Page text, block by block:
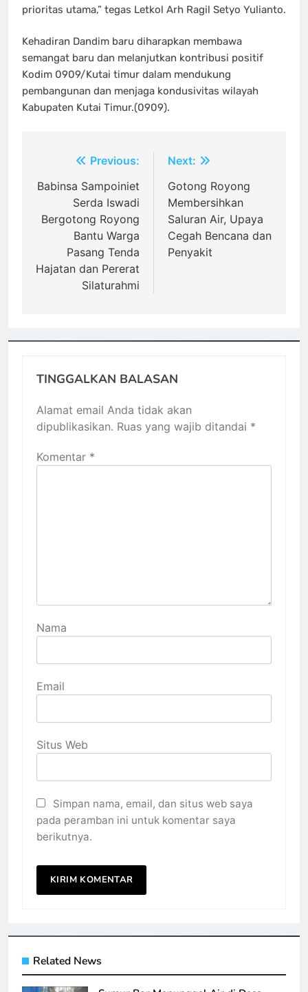
prioritas utama,” tegas Letkol Arh Ragil Setyo Yulianto.
Kehadiran Dandim baru diharapkan membawa
semangat baru dan melanjutkan kontribusi positif
Kodim 0909/Kutai timur dalam mendukung
pembangunan dan menjaga kondusivitas wilayah
Kabupaten Kutai Timur.(0909).
Navigasi
pos
Previous:
Babinsa Sampoiniet
Serda Iswadi
Bergotong Royong
Bantu Warga
Pasang Tenda
Hajatan dan Pererat
Silaturahmi
Next:
Gotong Royong
Membersihkan
Saluran Air, Upaya
Cegah Bencana dan
Penyakit
TINGGALKAN BALASAN
Alamat email Anda tidak akan
dipublikasikan. Ruas yang wajib ditandai *
Komentar *
Nama
Email
Situs Web
Simpan nama, email, dan situs web saya
pada peramban ini untuk komentar saya
berikutnya.
Related News